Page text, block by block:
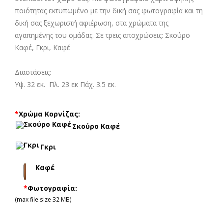
ποιότητας εκτυπωμένο με την δική σας φωτογραφία και τη
δική σας ξεχωριστή αφιέρωση, στα χρώματα της
αγαπημένης του ομάδας. Σε τρεις αποχρώσεις: Σκούρο
Καφέ, Γκρι, Καφέ
Διαστάσεις:
Υψ. 32 εκ. Πλ. 23 εκ Πάχ. 3.5 εκ.
*Χρώμα Κορνίζας:
Σκούρο Καφέ
Γκρι
Καφέ
*Φωτογραφία:
(max file size 32 MB)